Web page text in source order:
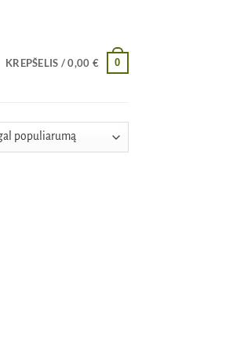
KREPŠELIS /0,00 € 0